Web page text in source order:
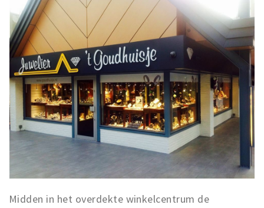
Midden in het overdekte winkelcentrum de